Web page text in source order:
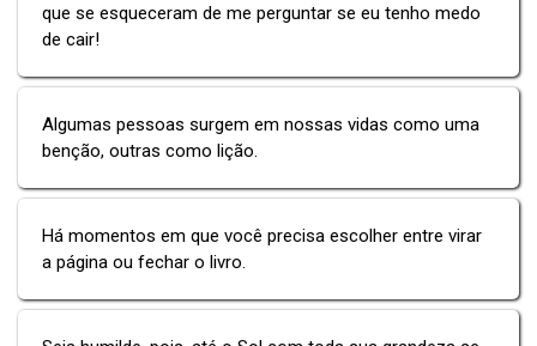
que se esqueceram de me perguntar se eu tenho medo
de cair!
Algumas pessoas surgem em nossas vidas como uma
benção, outras como lição.
Há momentos em que você precisa escolher entre virar
a página ou fechar o livro.